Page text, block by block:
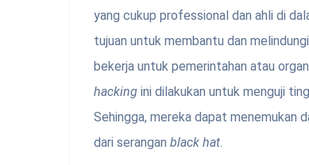
yang cukup professional dan ahli di
tujuan untuk membantu dan
bekerja untuk pemerintahan atau
hacking ini dilakukan untuk menguji
Sehingga, mereka dapat menemukan
dari serangan black hat.